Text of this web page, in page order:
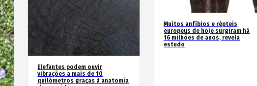
Elefantes podem ouvir
vibrações a mais de 10
quilómetros graças à anatomia
Muitos anfíbios e répteis
europeus de hoje surgiram há
16 milhões de anos, revela
estudo